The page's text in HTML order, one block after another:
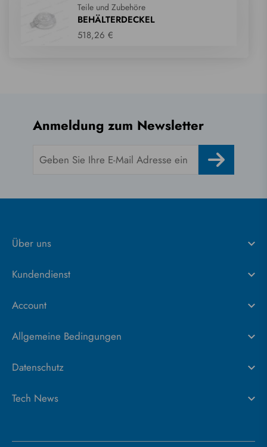
Teile und Zubehöre
BEHÄLTERDECKEL
518,26 €
Anmeldung zum Newsletter
Über uns
Kundendienst
Account
Allgemeine Bedingungen
Datenschutz
Tech News